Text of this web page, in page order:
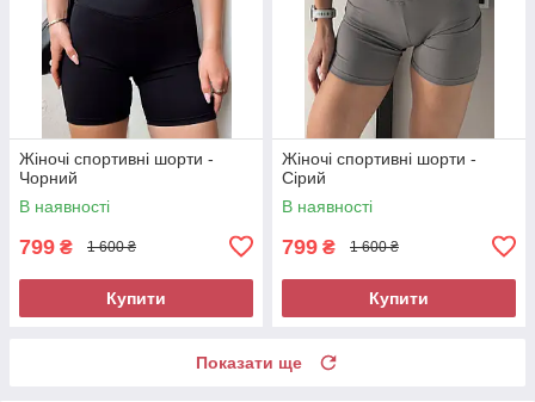
Жіночі спортивні шорти -
Чорний
В наявності
799 ₴ 1 600 ₴
Купити
Жіночі спортивні шорти -
Сірий
В наявності
799 ₴ 1 600 ₴
Купити
Показати ще